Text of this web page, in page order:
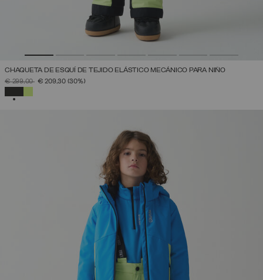
CHAQUETA DE ESQUÍ DE TEJIDO ELÁSTICO MECÁNICO PARA NIÑO
PRECIO REBAJADO DE
€ 299,00A€ 209,30 (30%)